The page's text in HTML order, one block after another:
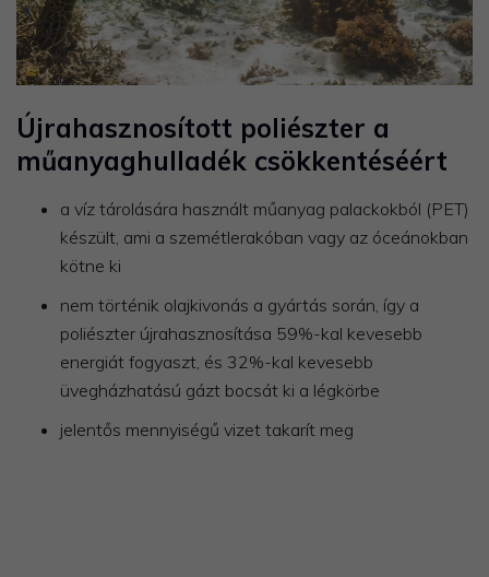
Újrahasznosított poliészter a
műanyaghulladék csökkentéséért
a víz tárolására használt műanyag palackokból (PET)
készült, ami a szemétlerakóban vagy az óceánokban
kötne ki
nem történik olajkivonás a gyártás során, így a
poliészter újrahasznosítása 59%-kal kevesebb
energiát fogyaszt, és 32%-kal kevesebb
üvegházhatású gázt bocsát ki a légkörbe
jelentős mennyiségű vizet takarít meg